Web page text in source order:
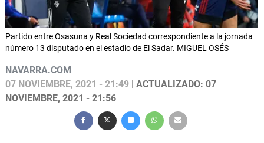
Partido entre Osasuna y Real Sociedad correspondiente a la jornada
número 13 disputado en el estadio de El Sadar. MIGUEL OSÉS
NAVARRA.COM
07 NOVIEMBRE, 2021 - 21:49 | ACTUALIZADO: 07
NOVIEMBRE, 2021 - 21:56